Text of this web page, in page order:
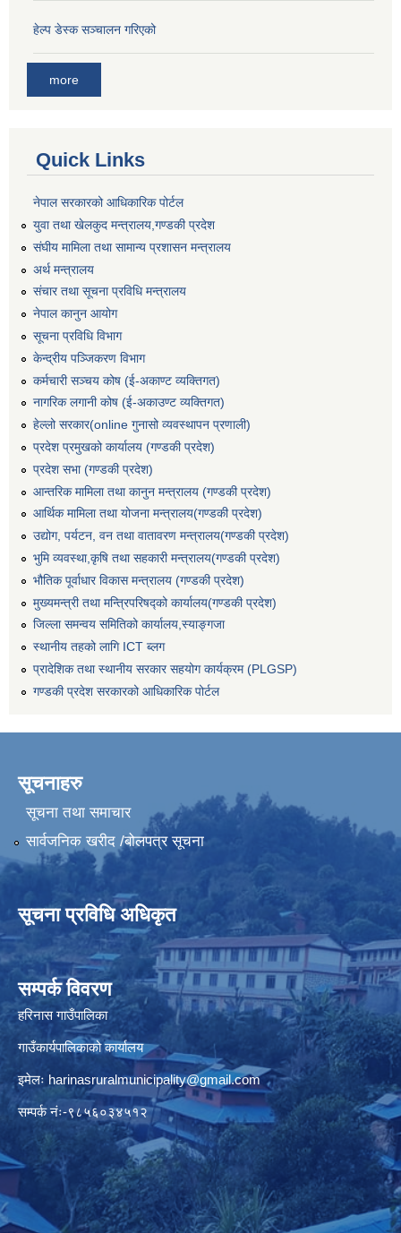
हेल्प डेस्क सञ्‍चालन गरिएको
more
Quick Links
नेपाल सरकारको आधिकारिक पोर्टल
युवा तथा खेलकुद मन्त्रालय,गण्डकी प्रदेश
संघीय मामिला तथा सामान्य प्रशासन मन्त्रालय
अर्थ मन्त्रालय
संचार तथा सूचना प्रविधि मन्त्रालय
नेपाल कानुन आयोग
सूचना प्रविधि विभाग
केन्द्रीय पञ्जिकरण विभाग
कर्मचारी सञ्‍चय कोष (ई‍-अकाण्ट व्यक्तिगत)
नागरिक लगानी कोष (ई-अकाउण्ट व्यक्तिगत)
हेल्लो सरकार(online गुनासो व्यवस्थापन प्रणाली)
प्रदेश प्रमुखको कार्यालय (गण्डकी प्रदेश)
प्रदेश सभा (गण्डकी प्रदेश)
आन्तरिक मामिला तथा कानुन मन्त्रालय (गण्डकी प्रदेश)
आर्थिक मामिला तथा योजना मन्त्रालय(गण्डकी प्रदेश)
उद्योग, पर्यटन, वन तथा वातावरण मन्त्रालय(गण्डकी प्रदेश)
भुमि व्यवस्था,कृषि तथा सहकारी मन्त्रालय(गण्डकी प्रदेश)
भौतिक पूर्वाधार विकास मन्त्रालय (गण्डकी प्रदेश)
मुख्यमन्त्री तथा मन्त्रिपरिषद्को कार्यालय(गण्डकी प्रदेश)
जिल्ला समन्वय समितिको कार्यालय,स्याङ्गजा
स्थानीय तहको लागि ICT ब्लग
प्रादेशिक तथा स्थानीय सरकार सहयोग कार्यक्रम (PLGSP)
गण्डकी प्रदेश सरकारको आधिकारिक पोर्टल
सूचनाहरु
सूचना तथा समाचार
सार्वजनिक खरीद /बोलपत्र सूचना
सूचना प्रविधि अधिकृत
सम्पर्क विवरण
हरिनास गाउँपालिका
गाउँकार्यपालिकाको कार्यालय
इमेलः harinasruralmunicipality@gmail.com
सम्पर्क नंः-९८५६०३४५१२